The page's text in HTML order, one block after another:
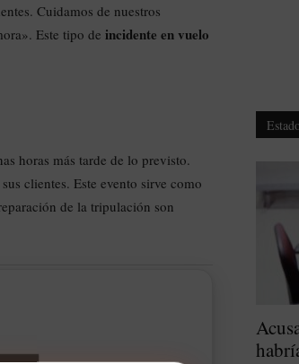
Cuidamos de nuestros
Este tipo de incidente en vuelo
horas más tarde de lo previsto.
clientes. Este evento sirve como
de la tripulación son